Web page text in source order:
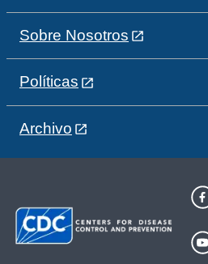
Sobre Nosotros
Políticas
Archivo